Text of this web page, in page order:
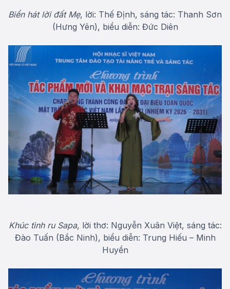
Biển hát lời đất Mẹ, lời: Thế Định, sáng tác: Thanh Sơn
(Hưng Yên), biểu diễn: Đức Diên
Khúc tình ru Sapa, lời thơ: Nguyễn Xuân Việt, sáng tác:
Đào Tuấn (Bắc Ninh), biểu diễn: Trung Hiếu – Minh
Huyền